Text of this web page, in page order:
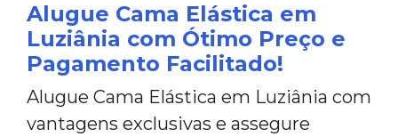
Alugue Cama Elástica em
Luziânia com Ótimo Preço e
Pagamento Facilitado!
Alugue Cama Elástica em Luziânia com
vantagens exclusivas e assegure